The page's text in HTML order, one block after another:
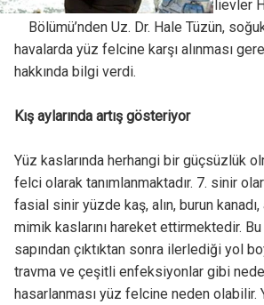
önem taşıyor. Memorial Bahçelievler
Bölümü’nden Uz. Dr. Hale Tüzün,
havalarda yüz felcine karşı alınması
hakkında bilgi verdi.
Kış aylarında artış gösteriyor
Yüz kaslarında herhangi bir güçsüzlük
felci olarak tanımlanmaktadır. 7. sinir
fasial sinir yüzde kaş, alın, burun kanadı,
mimik kaslarını hareket ettirmektedir.
sapından çıktıktan sonra ilerlediği yol
travma ve çeşitli enfeksiyonlar gibi
hasarlanması yüz felcine neden olabilir.